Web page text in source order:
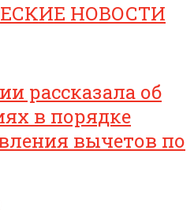
НОВОСТИ
рассказала об
в порядке
вычетов по